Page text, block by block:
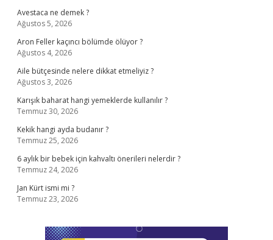
Avestaca ne demek ?
Ağustos 5, 2026
Aron Feller kaçıncı bölümde ölüyor ?
Ağustos 4, 2026
Aile bütçesinde nelere dikkat etmeliyiz ?
Ağustos 3, 2026
Karışık baharat hangi yemeklerde kullanılır ?
Temmuz 30, 2026
Kekik hangi ayda budanır ?
Temmuz 25, 2026
6 aylık bir bebek için kahvaltı önerileri nelerdir ?
Temmuz 24, 2026
Jan Kürt ismi mi ?
Temmuz 23, 2026